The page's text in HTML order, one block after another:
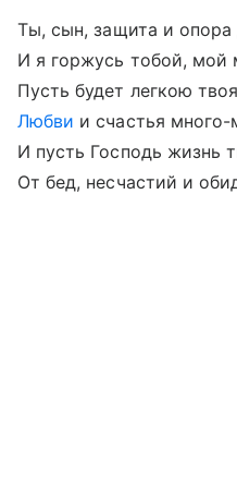
Ты, сын, защита и опора
И я горжусь тобой, мой
Пусть будет легкою
Любви и счастья много-
И пусть Господь жизнь
От бед, несчастий и